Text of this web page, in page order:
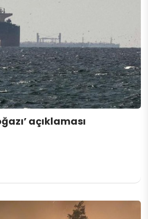
açıklaması